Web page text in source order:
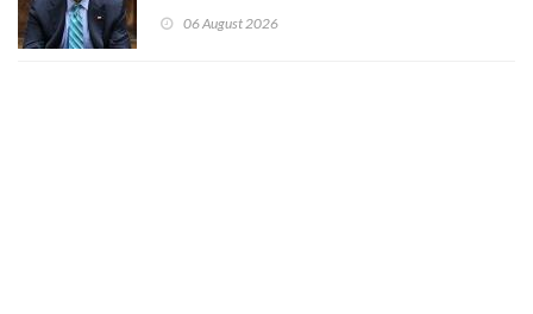
día que me muera”
06 August 2026